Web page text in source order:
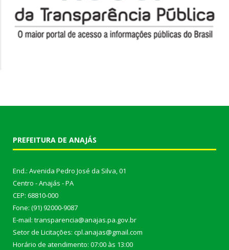
PREFEITURA DE ANAJÁS
End.: Avenida Pedro José da Silva, 01
Centro - Anajás - PA
CEP: 68810-000
Fone: (91) 92000-9087
E-mail: transparencia@anajas.pa.gov.br
Setor de Licitações: cpl.anajas@gmail.com
Horário de atendimento: 07:00 às 13:00